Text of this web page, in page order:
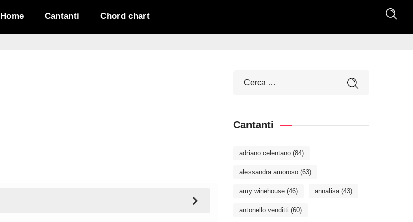
Home Cantanti Chord chart
Cantanti
adriano celentano (84)
alessandra amoroso (63)
amy winehouse (46) annalisa(43)
antonello venditti (60)